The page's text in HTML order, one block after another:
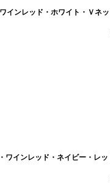
[ lk-s32158